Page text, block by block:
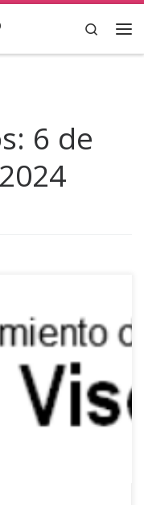
Search
6 de
una ayuda de la
de
con los
para la
año 2024. La red
[…]